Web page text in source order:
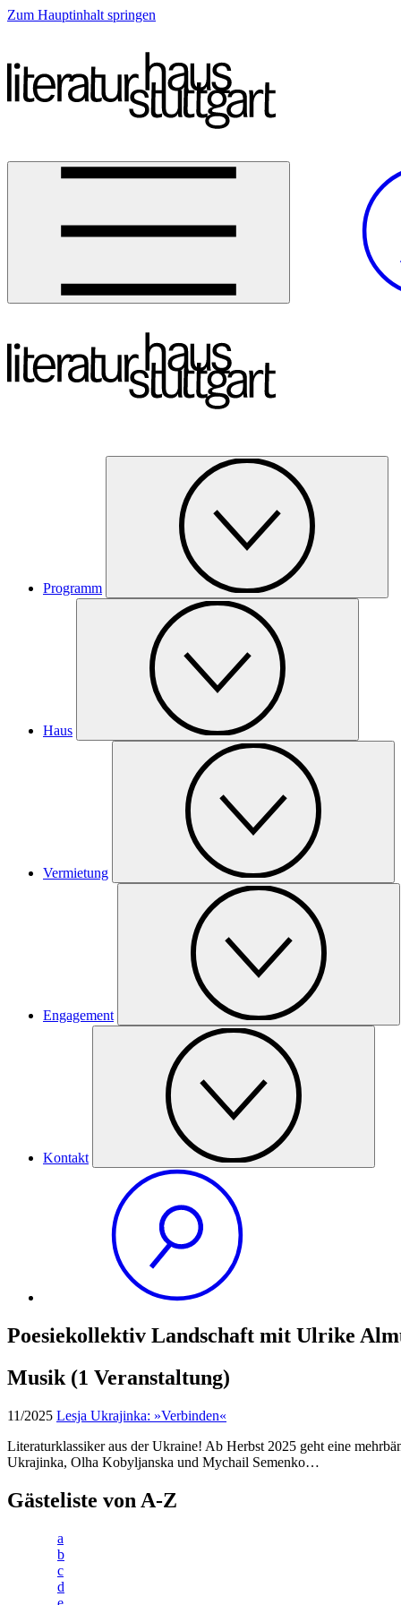
Zum Hauptinhalt springen
Programm
Haus
Vermietung
Engagement
Kontakt
Poesiekollektiv Landschaft mit Ulrike
Musik (1 Veranstaltung)
11/2025 Lesja Ukrajinka: »Verbinden«
Literaturklassiker aus der Ukraine! Ab Herbst 2025 geht eine
Ukrajinka, Olha Kobyljanska und Mychail Semenko…
Gästeliste von A-Z
a
b
c
d